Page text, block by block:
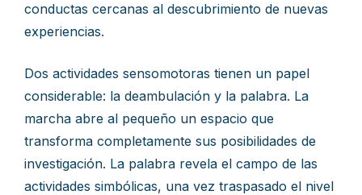
conductas cercanas al descubrimiento de nuevas
experiencias.
Dos actividades sensomotoras tienen un papel
considerable: la deambulación y la palabra. La
marcha abre al pequeño un espacio que
transforma completamente sus posibilidades de
investigación. La palabra revela el campo de las
actividades simbólicas, una vez traspasado el nivel